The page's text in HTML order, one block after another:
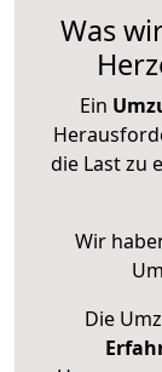
Was
Ein
die Last zu
Wir
Die